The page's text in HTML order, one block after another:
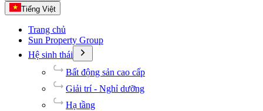
Tiếng Việt
Trang chủ
Sun Property Group
Hệ sinh thái
Bất động sản cao cấp
Giải trí - Nghỉ dưỡng
Hạ tầng